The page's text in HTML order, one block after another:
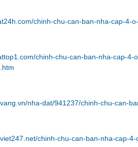
chinh-chu-can-ban-nha-cap-4-
chinh-chu-can-ban-nha-cap-
nha-dat/941237/chinh-chu-can-
chinh-chu-can-ban-nha-cap-